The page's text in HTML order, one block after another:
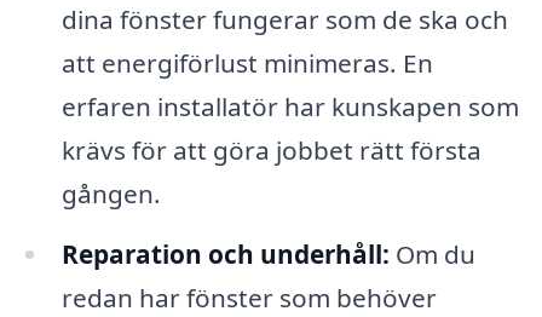
dina fönster fungerar som de ska och
att energiförlust minimeras. En
erfaren installatör har kunskapen som
krävs för att göra jobbet rätt första
gången.
Reparation och underhåll: Om du
redan har fönster som behöver